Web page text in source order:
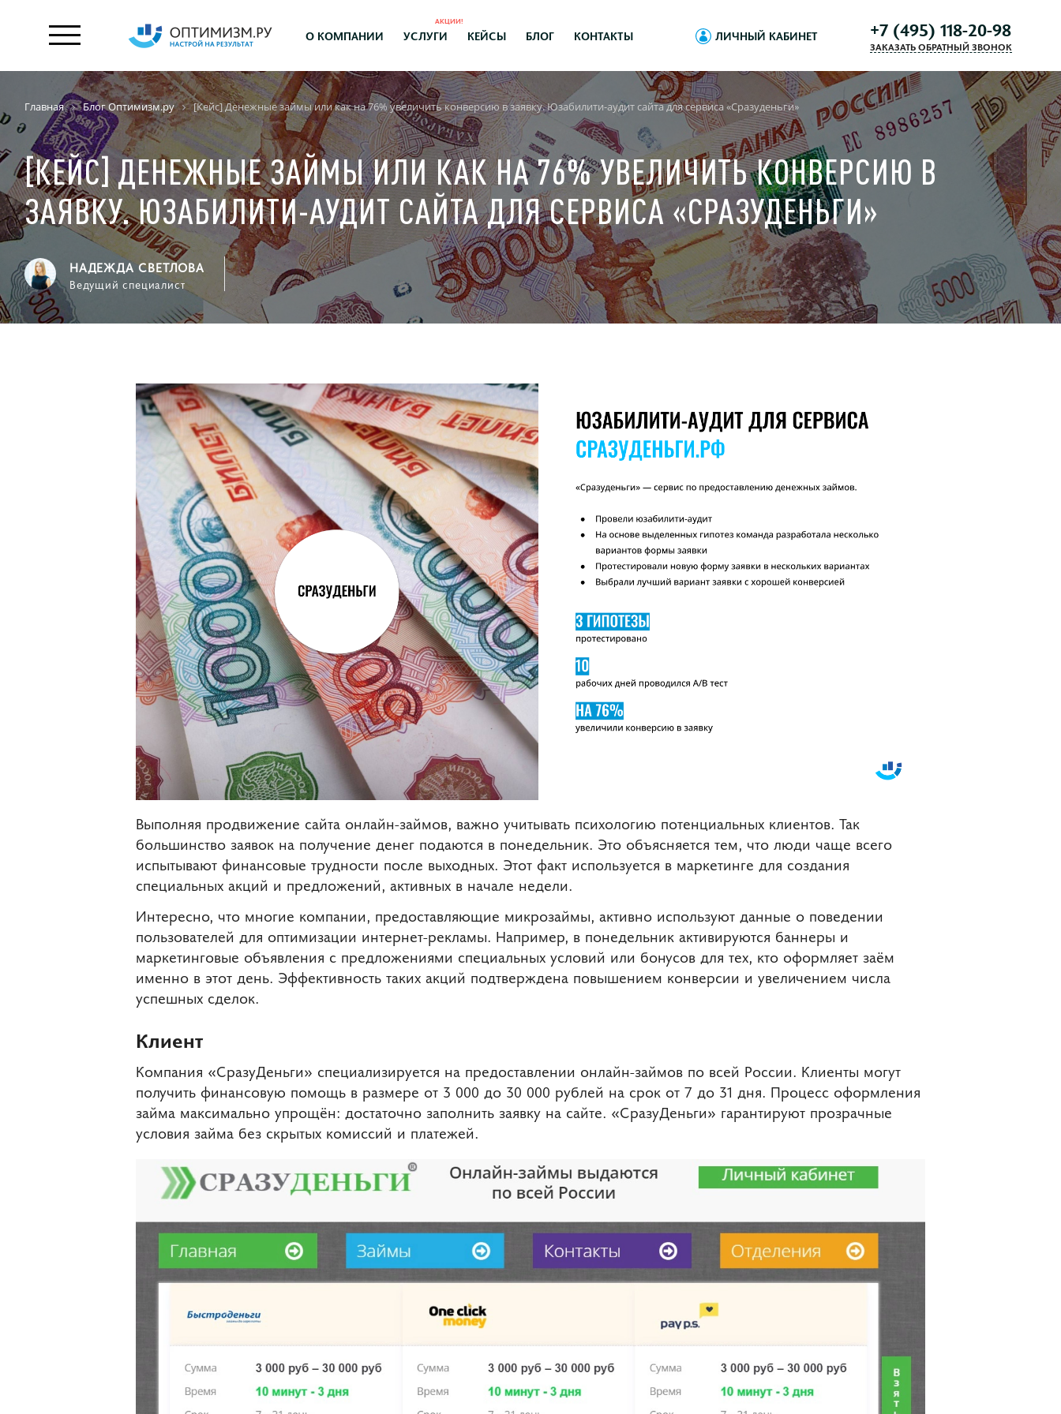
О КОМПАНИИ УСЛУГИ
АКЦИИ!
КЕЙСЫ БЛОГ КОНТАКТЫ ЛИЧНЫЙ КАБИНЕТ +7 (495) 118-20-98
ЗАКАЗАТЬ ОБРАТНЫЙ ЗВОНОК
Главная Блог Оптимизм.ру [Кейс] Денежные займы или как на 76% увеличить конверсию в заявку. Юзабилити-аудит сайта для сервиса «Сразуденьги»
[КЕЙС] ДЕНЕЖНЫЕ ЗАЙМЫ ИЛИ КАК НА 76% УВЕЛИЧИТЬ КОНВЕРСИЮ В
ЗАЯВКУ. ЮЗАБИЛИТИ-АУДИТ САЙТА ДЛЯ СЕРВИСА «СРАЗУДЕНЬГИ»
НАДЕЖДА СВЕТЛОВА
Ведущий специалист
Выполняя продвижение сайта онлайн-займов, важно учитывать психологию потенциальных клиентов. Так
большинство заявок на получение денег подаются в понедельник. Это объясняется тем, что люди чаще всего
испытывают финансовые трудности после выходных. Этот факт используется в маркетинге для создания
специальных акций и предложений, активных в начале недели.
Интересно, что многие компании, предоставляющие микрозаймы, активно используют данные о поведении
пользователей для оптимизации интернет-рекламы. Например, в понедельник активируются баннеры и
маркетинговые объявления с предложениями специальных условий или бонусов для тех, кто оформляет заём
именно в этот день. Эффективность таких акций подтверждена повышением конверсии и увеличением числа
успешных сделок.
Клиент
Компания «СразуДеньги» специализируется на предоставлении онлайн-займов по всей России. Клиенты могут
получить финансовую помощь в размере от 3 000 до 30 000 рублей на срок от 7 до 31 дня. Процесс оформления
займа максимально упрощён: достаточно заполнить заявку на сайте. «СразуДеньги» гарантируют прозрачные
условия займа без скрытых комиссий и платежей.